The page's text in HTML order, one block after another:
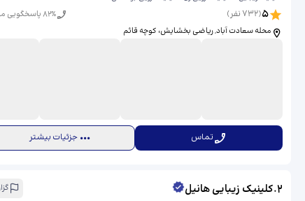
5
(
732 نفر) 82% پاسخگویی موفق
محله سعادت آباد, ریاضی بخشایش، کوچه قائم
تماس جزئیات بیشتر
2
.کلینیک زیبایی هانیل